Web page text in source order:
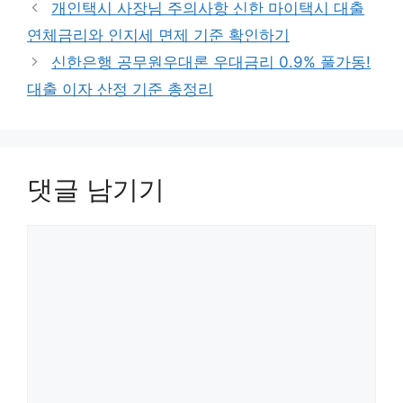
리
개인택시 사장님 주의사항 신한 마이택시 대출
연체금리와 인지세 면제 기준 확인하기
신한은행 공무원우대론 우대금리 0.9% 풀가동!
대출 이자 산정 기준 총정리
댓글 남기기